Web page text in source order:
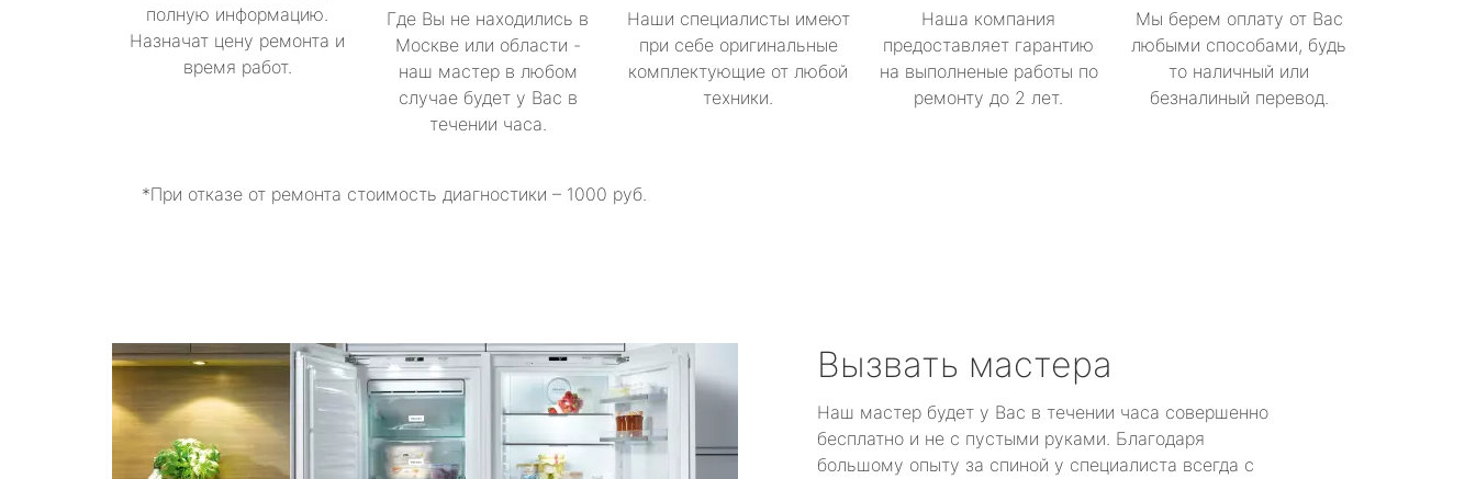
полную информацию.
Назначат цену ремонта и
время работ.
Где Вы не находились в
Москве или области -
наш мастер в любом
случае будет у Вас в
течении часа.
Наши специалисты имеют
при себе оригинальные
комплектующие от любой
техники.
Наша компания
предоставляет гарантию
на выполненые работы по
ремонту до 2 лет.
Мы берем оплату от Вас
любыми способами, будь
то наличный или
безналиный перевод.
*При отказе от ремонта стоимость диагностики – 1000 руб.
Вызвать мастера
Наш мастер будет у Вас в течении часа совершенно
бесплатно и не с пустыми руками. Благодаря
большому опыту за спиной у специалиста всегда с